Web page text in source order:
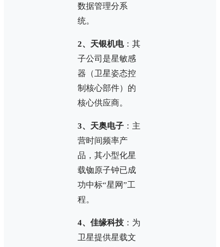
数据管理分系
统。
2、天银机电：其
子公司是星敏感
器（卫星姿态控
制核心部件）的
核心供应商。
3、天奥电子 ：主
营时间频率产
品，其小型化星
载铷原子钟已成
功中标“星网”工
程。
4、佳缘科技 ：为
卫星提供星载文